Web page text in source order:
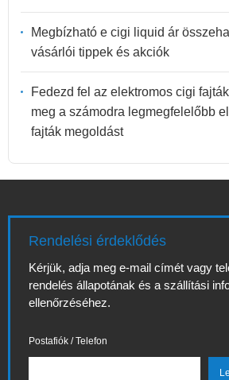
Megbízható e cigi liquid ár
vásárlói tippek és akciók
Fedezd fel az elektromos cigi
meg a számodra legmegfelelőbb
fajták megoldást
Rendelési érdeklődés
Kérjük, adja meg e-mail címét vagy
rendelés állapotának és a szállítási
ellenőrzéséhez.
Postafiók / Telefon